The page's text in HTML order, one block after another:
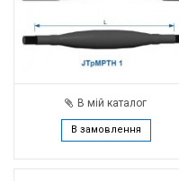
В мій каталог
В замовлення